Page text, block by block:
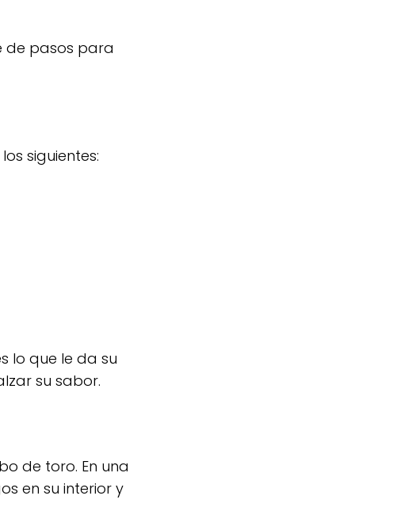
de pasos para
siguientes:
lo que le da su
su sabor.
de toro. En una
en su interior y